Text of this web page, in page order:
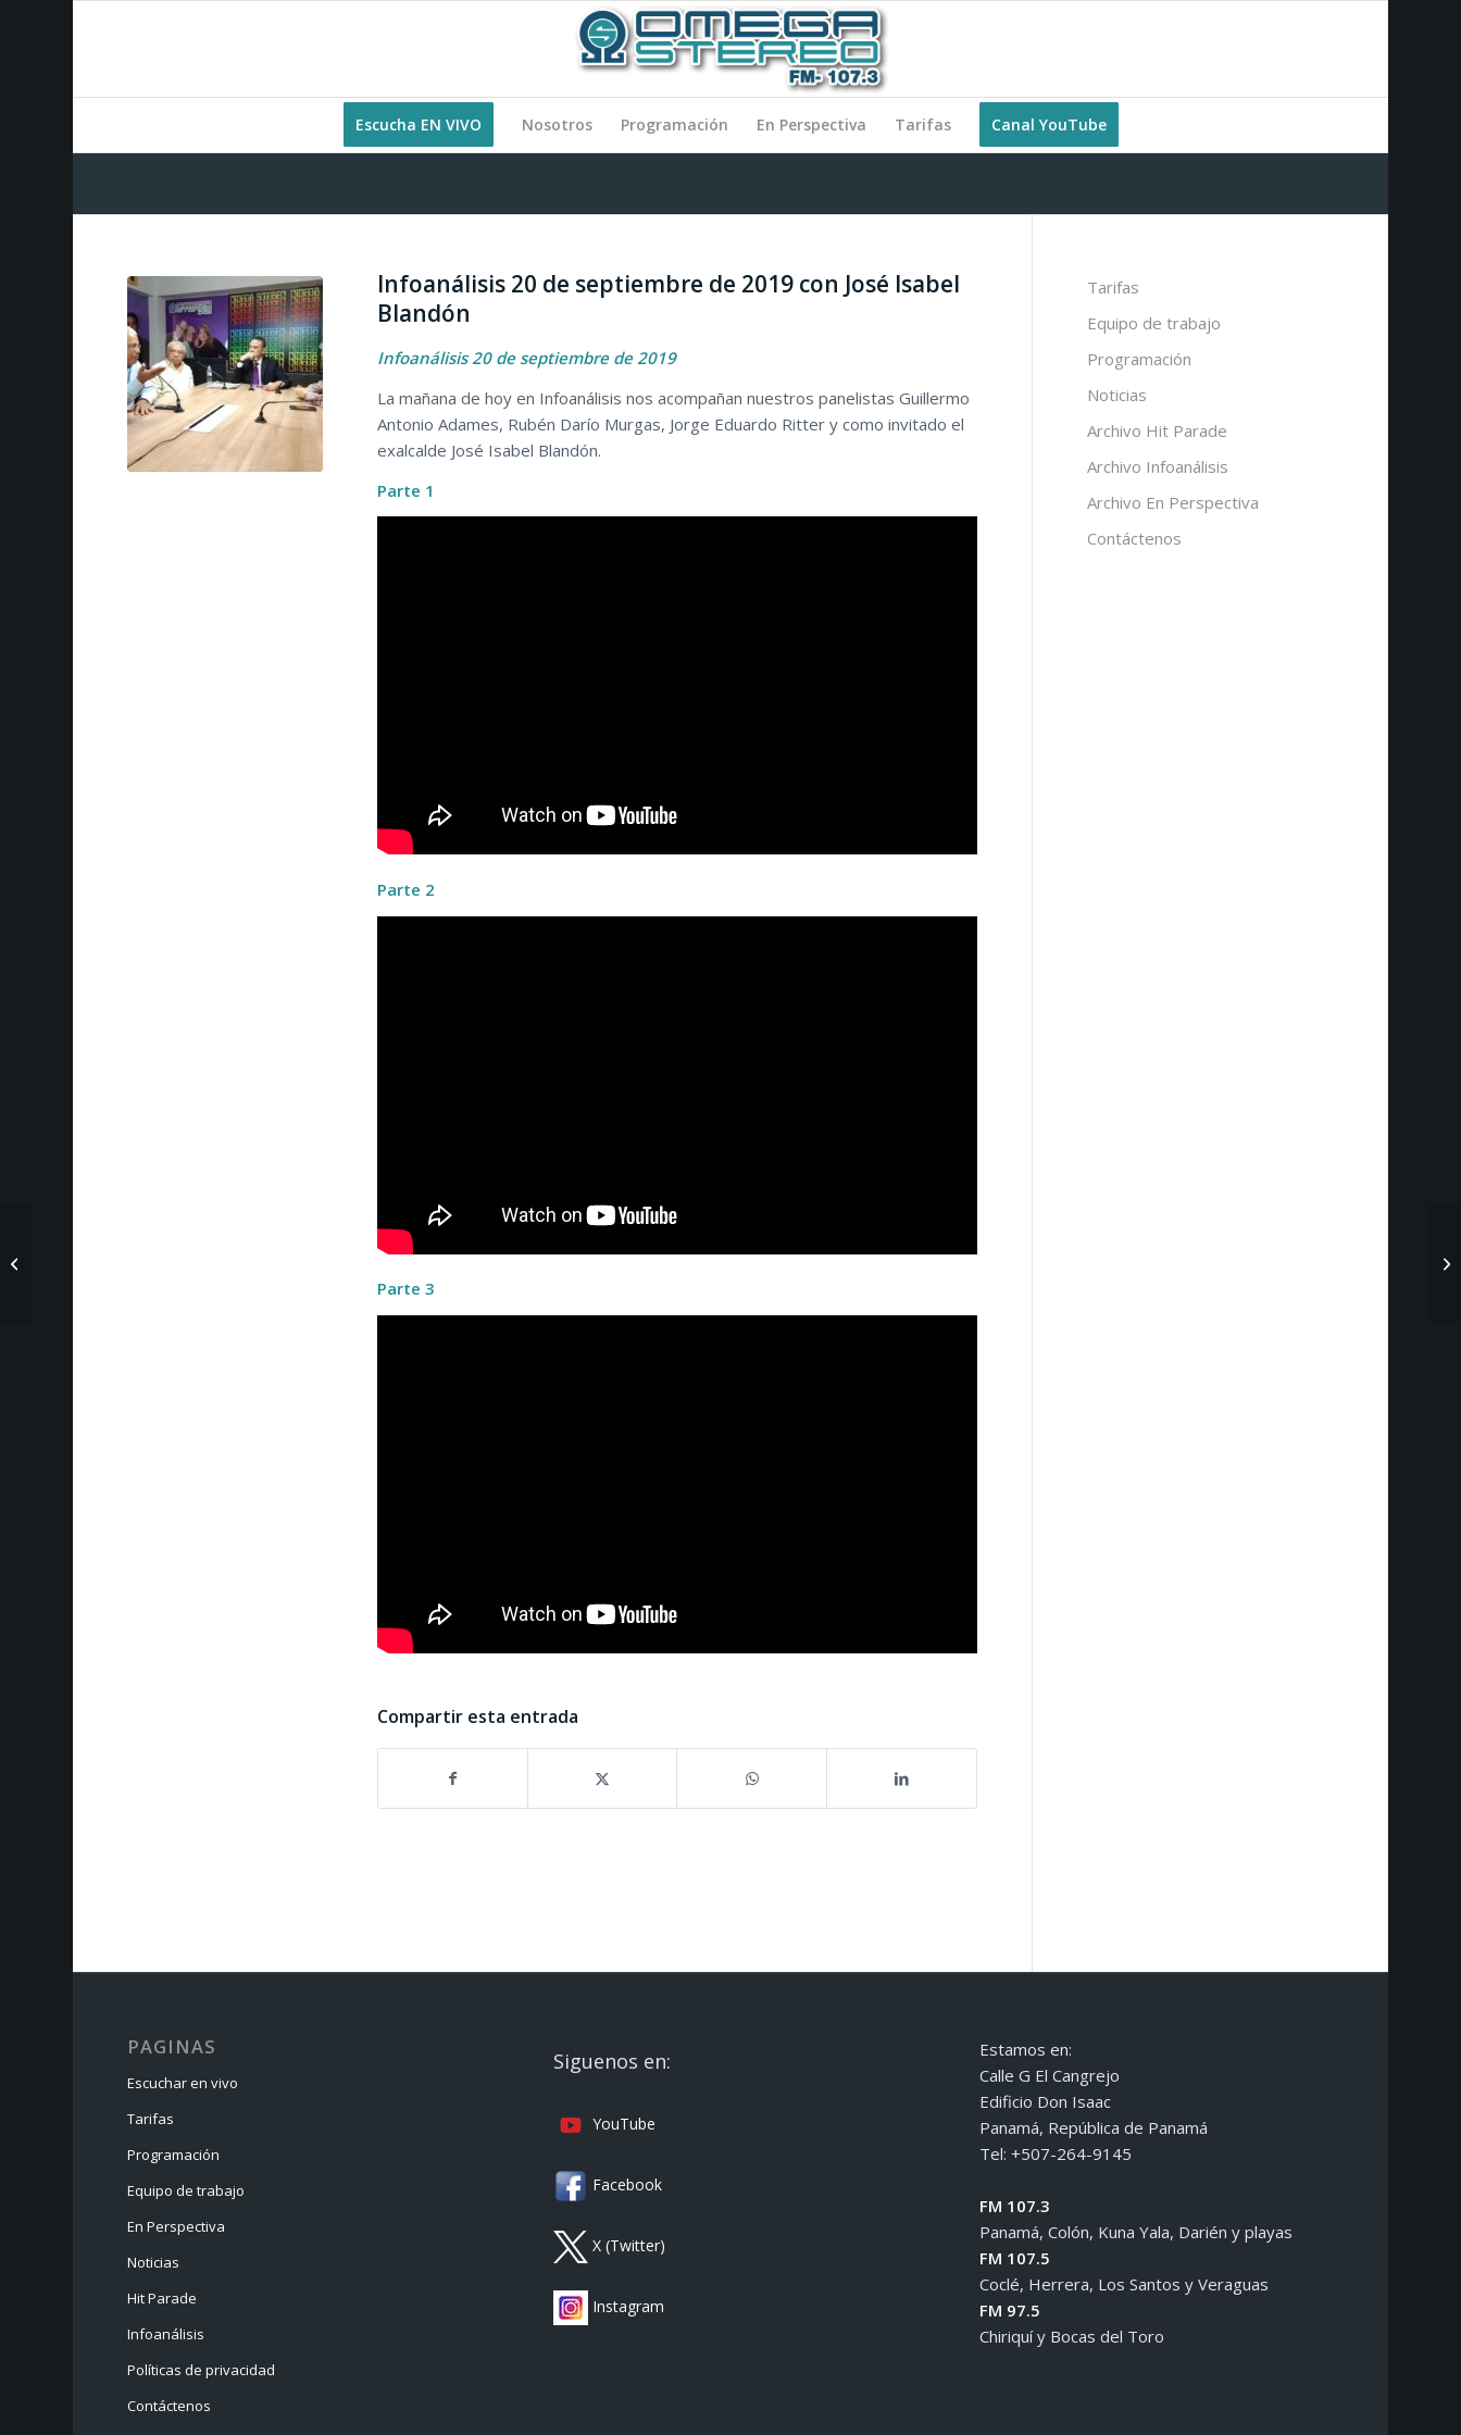
Escucha EN VIVO Nosotros Programación En Perspectiva Tarifas Canal YouTube
Infoanálisis 20 de septiembre de 2019 con José Isabel
Blandón
Infoanálisis 20 de septiembre de 2019
La mañana de hoy en Infoanálisis nos acompañan nuestros panelistas Guillermo
Antonio Adames, Rubén Darío Murgas, Jorge Eduardo Ritter y como invitado el
exalcalde José Isabel Blandón.
Parte 1
Parte 2
Parte 3
Compartir esta entrada
Tarifas
Equipo de trabajo
Programación
Noticias
Archivo Hit Parade
Archivo Infoanálisis
Archivo En Perspectiva
Contáctenos
PAGINAS
Escuchar en vivo
Tarifas
Programación
Equipo de trabajo
En Perspectiva
Noticias
Hit Parade
Infoanálisis
Políticas de privacidad
Contáctenos
Siguenos en:
YouTube
Facebook
X (Twitter)
Instagram
Estamos en:
Calle G El Cangrejo
Edificio Don Isaac
Panamá, República de Panamá
Tel: +507-264-9145
FM 107.3
Panamá, Colón, Kuna Yala, Darién y playas
FM 107.5
Coclé, Herrera, Los Santos y Veraguas
FM 97.5
Chiriquí y Bocas del Toro